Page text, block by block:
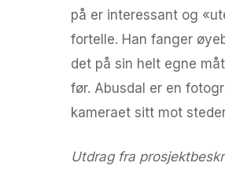
på er interessant og
fortelle. Han fanger
det på sin helt egne
før. Abusdal er en
kameraet sitt mot
Utdrag fra